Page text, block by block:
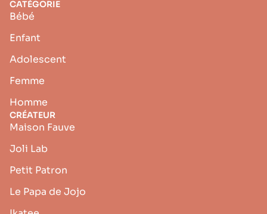
CATÉGORIE
Bébé
Enfant
Adolescent
Femme
Homme
CRÉATEUR
Maison Fauve
Joli Lab
Petit Patron
Le Papa de Jojo